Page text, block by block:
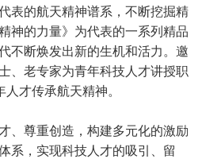
表的航天精神谱系，不断挖掘精
神的力量》为代表的一系列精品
不断焕发出新的生机和活力。邀
、老专家为青年科技人才讲授职
人才传承航天精神。
、尊重创造，构建多元化的激励
系，实现科技人才的吸引、留